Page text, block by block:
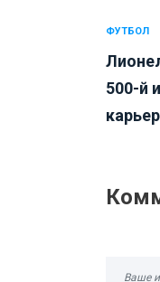
ФУТБОЛ
500-й